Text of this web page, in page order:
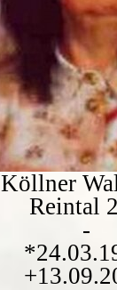
Köllner
Reintal
-